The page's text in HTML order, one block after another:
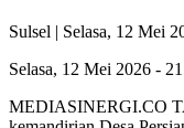
Sulsel | Selasa, 12 Mei
Selasa, 12 Mei 2026 -
MEDIASINERGI.CO